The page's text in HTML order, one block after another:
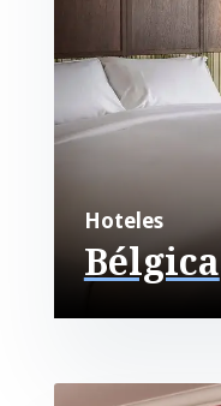
Hoteles
Bélgica